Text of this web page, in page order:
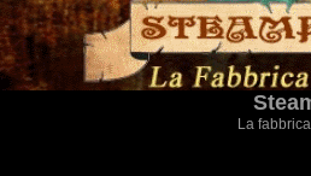
La